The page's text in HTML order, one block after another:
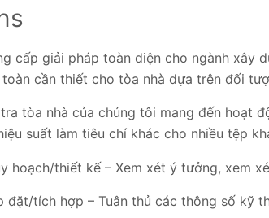
cấp giải pháp toàn diện cho ngành xây
cần thiết cho tòa nhà dựa trên đối
tòa nhà của chúng tôi mang đến hoạt
suất làm tiêu chí khác cho nhiều tệp
hoạch/thiết kế – Xem xét ý tưởng, xem
đặt/tích hợp – Tuân thủ các thông số kỹ